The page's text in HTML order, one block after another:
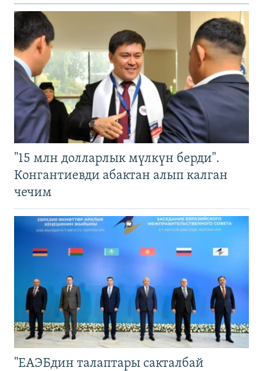
"15 млн долларлык мүлкүн берди".
Конгантиевди абактан алып калган
чечим
"ЕАЭБдин талаптары сакталбай